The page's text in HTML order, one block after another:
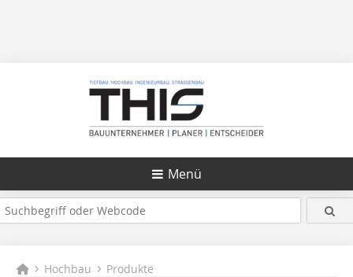
Menü
Hochbau Produkte